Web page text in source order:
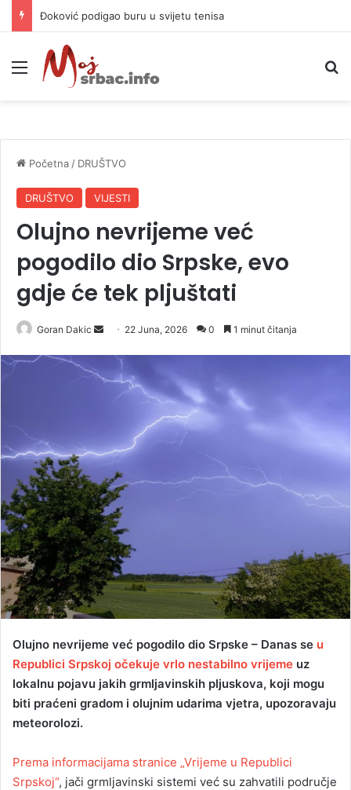
APIF izgubio spor sa komšijama, mora platiti 10.000 KM
Meni
Početna / DRUŠTVO
DRUŠTVO VIJESTI
Olujno nevrijeme već
pogodilo dio Srpske, evo
gdje će tek pljuštati
Goran Dakic
d
m
a
i
l
22 Juna, 2026 0 1 minut čitanja
Olujno nevrijeme već pogodilo dio Srpske – Danas se u
Republici Srpskoj očekuje vrlo nestabilno vrijeme uz
lokalnu pojavu jakih grmljavinskih pljuskova, koji mogu
biti praćeni gradom i olujnim udarima vjetra, upozoravaju
meteorolozi.
Prema informacijama stranice „Vrijeme u Republici
Srpskoj“, jači grmljavinski sistemi već su zahvatili područje